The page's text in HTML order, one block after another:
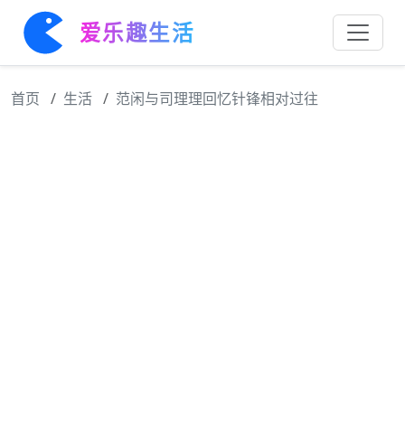
爱乐趣生活
首页 生活 范闲与司理理回忆针锋相对过往